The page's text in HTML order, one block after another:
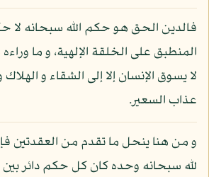
فالدين الحق هو حكم الله سبحانه لا
المنطبق على الخلقة الإلهية، و ما
لا يسوق الإنسان إلا إلى الشقاء و الهلاك
عذاب السعير.
و من هنا ينحل ما تقدم من العقدتين
لله سبحانه وحده كان كل حكم دائر بين